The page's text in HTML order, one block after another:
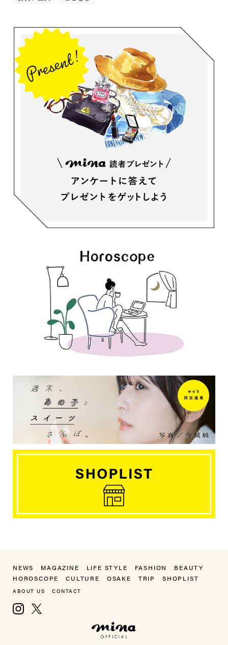
NEWS MAGAZINE LIFE STYLE FASHION
BEAUTY
HOROSCOPE
CULTURE OSAKE TRIP SHOPLIST
ABOUT US CONTACT
Instagram